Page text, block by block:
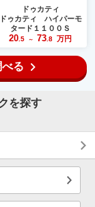
ドゥカティ
ドゥカティ ハイパーモ
タード１１００Ｓ
20 .5 ～ 73 .8 万円
る
を探す